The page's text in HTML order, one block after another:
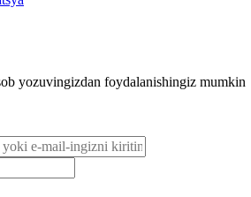
yozuvingizdan foydalanishingiz mumkin